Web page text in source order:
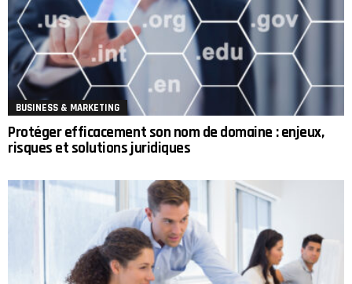
BUSINESS & MARKETING
Protéger efficacement son nom de domaine : enjeux,
risques et solutions juridiques